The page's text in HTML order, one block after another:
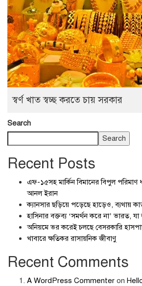
স্বর্ণ খাত স্বচ্ছ করতে চায় সরকার
Search
Search
Recent Posts
এফ-১৫সহ মার্কিন বিমানের বিপুল পরিমাণ
আনল ইরান
ক্যানসার ছড়িয়ে পড়েছে হাড়েও, ব্যথায়
হাসিনার বক্তব্য ‘সমর্থন করে না’ ভারত,
অনিয়মে ভর করেই চলছে বেসরকারি
খাবারে ক্ষতিকর রাসায়নিক জীবাণু
Recent Comments
A WordPress Commenter on